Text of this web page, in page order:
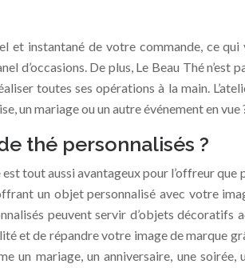
et instantané de votre commande, ce
d’occasions. De plus, Le Beau Thé
toutes ses opérations à la main.
un mariage ou un autre événement en vue
thé personnalisés ?
est tout aussi avantageux pour l’offreur que
un objet personnalisé avec votre
peuvent servir d’objets
et de répandre votre image de marque
un mariage, un anniversaire, une